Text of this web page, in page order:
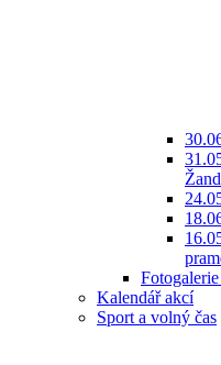
Kalendář akcí
Sport a volný čas